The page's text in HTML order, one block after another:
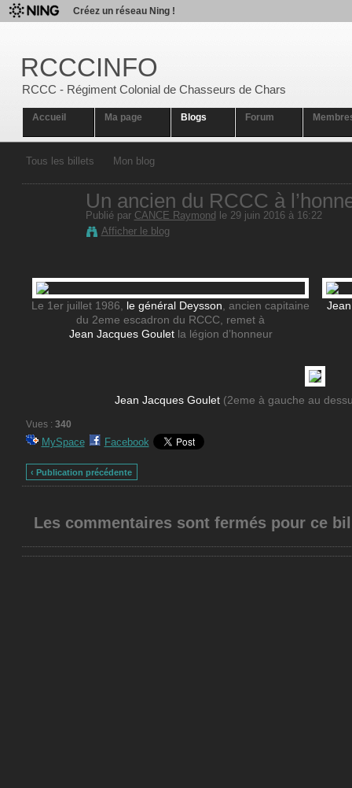
Créez un réseau Ning !
RCCCINFO
RCCC - Régiment Colonial de Chasseurs de Chars
Accueil Ma page Blogs Forum
Tous les billets Mon blog
Un ancien du RCCC à
Publié par CANCE Raymond le 29 juin 2016 à 16:22
Afficher le blog
Le 1er juillet 1986, le général Deysson, ancien capitaine
du 2eme escadron du RCCC, remet à
Jean Jacques Gouletla légion d’honneur
Jean Jacques Goulet(2eme à gauche au
Vues : 340
MySpace Facebook
‹ Publication précédente
Les commentaires sont fermés pour ce